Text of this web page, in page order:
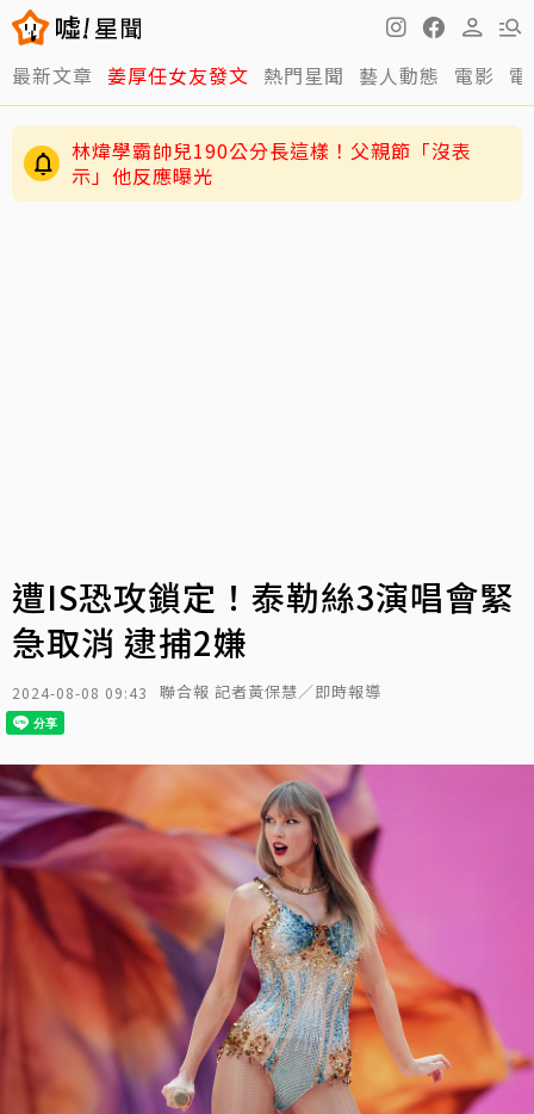
最新文章 姜厚任女友發文 熱門星聞 藝人動態 電影
林煒學霸帥兒190公分長這樣！父親節「沒表
示」他反應曝光
遭IS恐攻鎖定！泰勒絲3演唱會緊
急取消 逮捕2嫌
2024-08-08 09:43 聯合報 記者黃保慧／即時報導